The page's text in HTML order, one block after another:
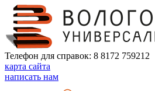
Телефон для справок: 8 8172 759212
карта сайта
написать нам